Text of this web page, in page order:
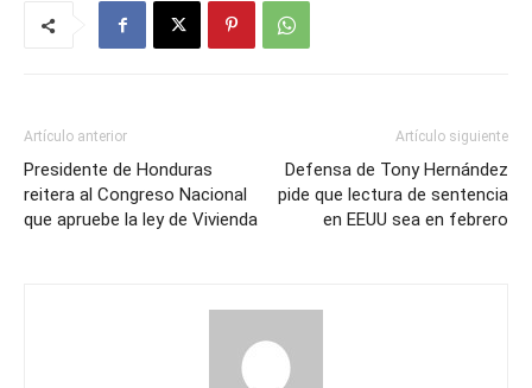
Artículo anterior
Presidente de Honduras
reitera al Congreso Nacional
que apruebe la ley de Vivienda
Artículo siguiente
Defensa de Tony Hernández
pide que lectura de sentencia
en EEUU sea en febrero